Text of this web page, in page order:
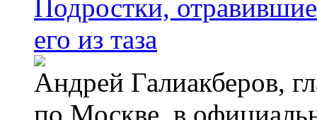
Подростки,
его из таза
Андрей Галиакберов,
по Москве, в